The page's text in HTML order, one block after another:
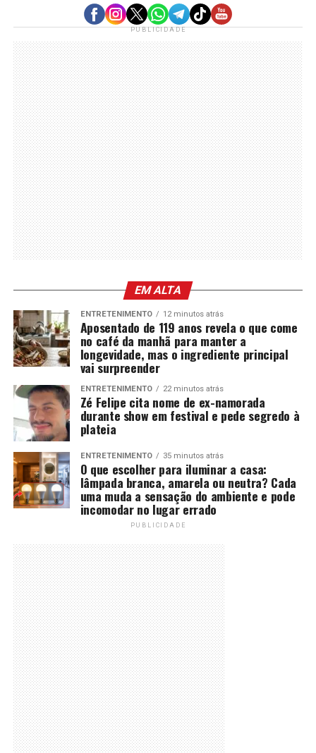
PUBLICIDADE
EM ALTA
ENTRETENIMENTO 12 minutos atrás
Aposentado de 119 anos revela o que come
no café da manhã para manter a
longevidade, mas o ingrediente principal
vai surpreender
ENTRETENIMENTO 22 minutos atrás
Zé Felipe cita nome de ex-namorada
durante show em festival e pede segredo à
plateia
ENTRETENIMENTO 35 minutos atrás
O que escolher para iluminar a casa:
lâmpada branca, amarela ou neutra? Cada
uma muda a sensação do ambiente e pode
incomodar no lugar errado
PUBLICIDADE